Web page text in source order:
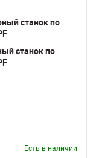
станок по
Есть в наличии